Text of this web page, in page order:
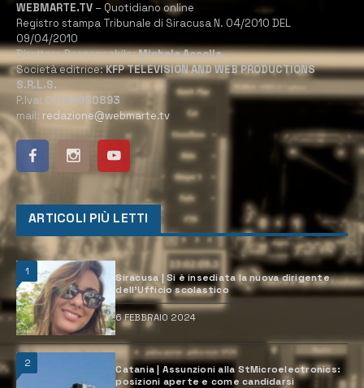
WEBMARTE.TV – Quotidiano online
Registro stampa Tribunale di Siracusa N. 04/2010 DEL
09/04/2010
Direttore Responsabile:Michele Accolla
Società editrice:KFP TELEVISION AND WEB PRODUCTIONS
S.R.L.S.
P.Iva: 02184950893
mail: redazione@webmarte.tv
ARTICOLI PIÙ LETTI
1
Siracusa | Si è insediata la nuova dirigente
dell’Ufficio scolastico
6 FEBBRAIO 2024
2
Catania | Assunzioni alla StMicroelectronics:
posizioni aperte e come candidarsi